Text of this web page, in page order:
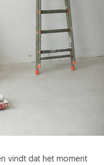
vindt dat het moment